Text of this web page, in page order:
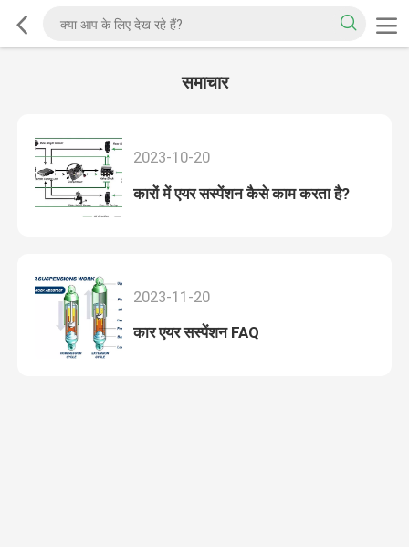
समाचार
2023-10-20
कारों में एयर सस्पेंशन कैसे काम करता है?
2023-11-20
कार एयर सस्पेंशन FAQ